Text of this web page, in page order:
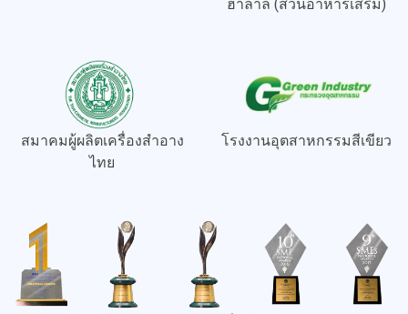
ฮาลาล (ส่วนอาหารเสริม)
สมาคมผู้ผลิตเครื่องสำอาง
ไทย
โรงงานอุตสาหกรรมสีเขียว